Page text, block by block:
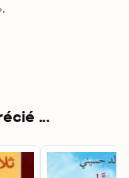
خيزران في الكويت.. أو بامبو في أماكن أخرى.
...